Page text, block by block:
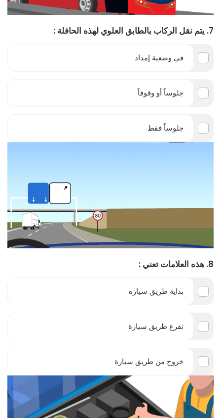
7. يتم نقل الركاب بالطابق العلوي لهذه الحافلة :
في وضعية إمداد
جلوساً أو وقوفاً
جلوساً فقط
8. هذه العلامات تعني :
بداية طريق سيارة
تفرع طريق سيارة
خروج من طريق سيارة